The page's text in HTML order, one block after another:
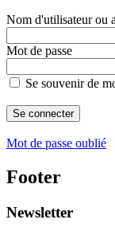
Nom d'utilisateur ou
Mot de passe
Se souvenir de
Mot de passe oublié
Footer
Newsletter